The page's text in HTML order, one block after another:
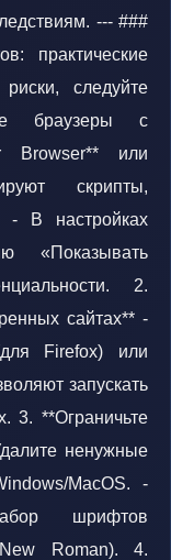
--- ###
практические
следуйте
браузеры с
Browser** или
скрипты,
В настройках
«Показывать
2.
сайтах** -
Firefox) или
запускать
3. **Ограничьте
ненужные
MacOS. -
шрифтов
Roman). 4.